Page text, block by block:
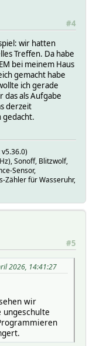
#4
wir hatten
Treffen. Da habe
bei meinem Haus
gemacht habe
ich gerade
das als Aufgabe
derzeit
gedacht.
Sonoff, Blitzwolf,
Sensor,
Zähler für Wasseruhr,
#5
2026, 14:41:27
wir
ungeschulte